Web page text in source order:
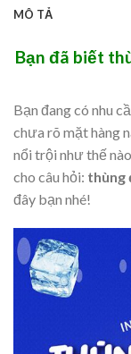
MÔ TẢ
Bạn đã biết
Bạn đang có nhu
chưa rõ mặt hàng
nổi trội như thế
cho câu hỏi: thùng
đây bạn nhé!